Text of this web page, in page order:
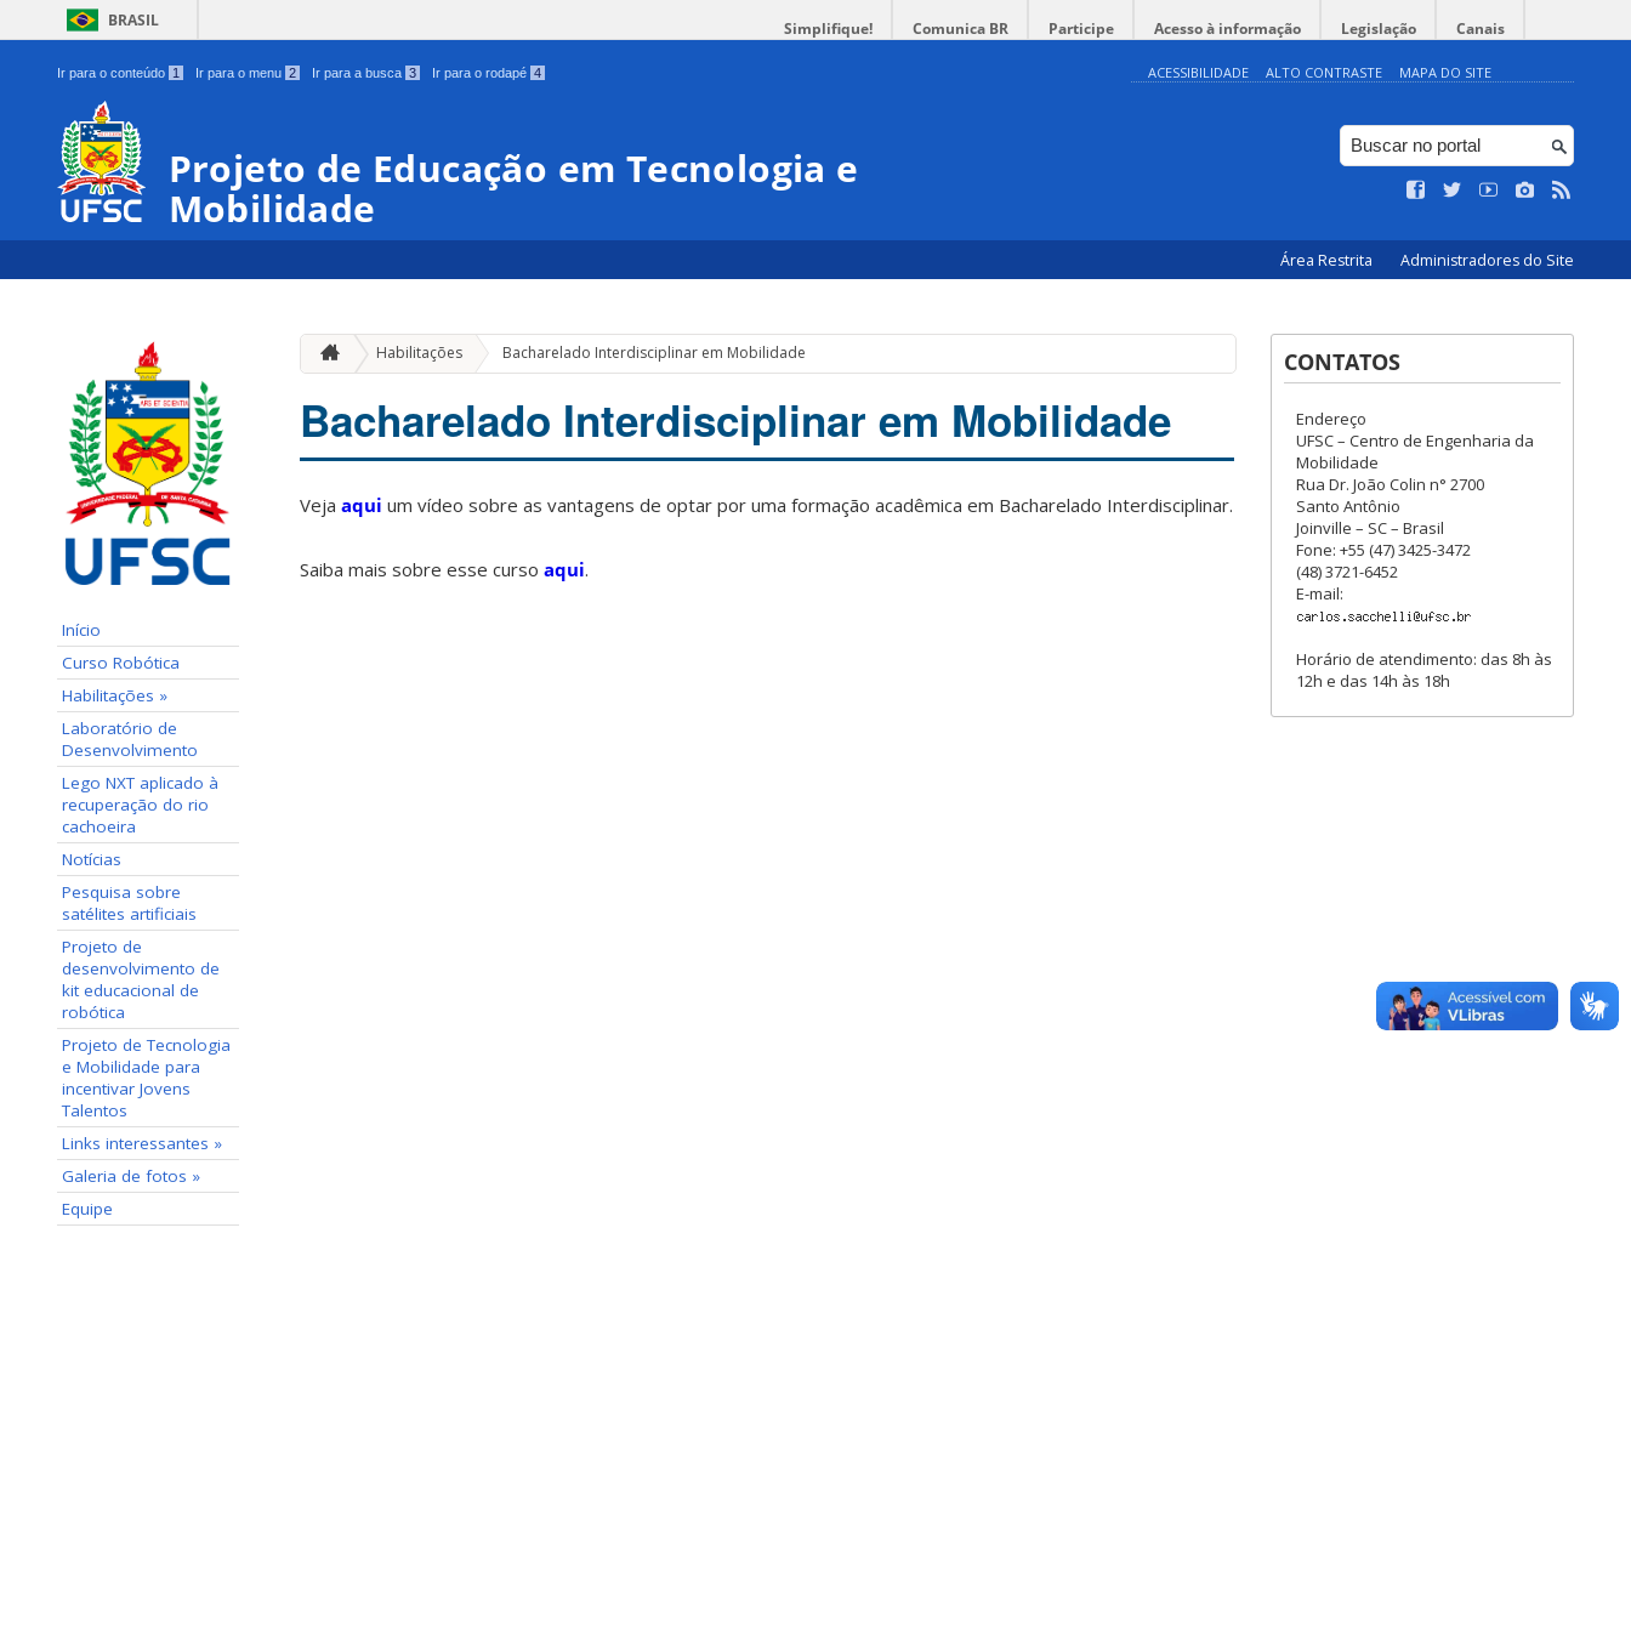
BRASIL Simplifique! Comunica BR Participe Acesso à informação Legislação Canais
Ir para o conteúdo 1 Ir para o menu 2 Ir para a busca 3 Ir para o rodapé 4 ACESSIBILIDADE ALTO CONTRASTE MAPA DO SITE
Projeto de Educação em Tecnologia e
Mobilidade
Área Restrita Administradores do Site
Início
Curso Robótica
Habilitações »
Laboratório de
Desenvolvimento
Lego NXT aplicado à
recuperação do rio
cachoeira
Notícias
Pesquisa sobre
satélites artificiais
Projeto de
desenvolvimento de
kit educacional de
robótica
Projeto de Tecnologia
e Mobilidade para
incentivar Jovens
Talentos
Links interessantes »
Galeria de fotos »
Equipe
Habilitações Bacharelado Interdisciplinar em Mobilidade
Bacharelado Interdisciplinar em Mobilidade
Veja aqui um vídeo sobre as vantagens de optar por uma formação acadêmica em Bacharelado Interdisciplinar.
Saiba mais sobre esse curso aqui.
CONTATOS
Endereço
UFSC – Centro de Engenharia da
Mobilidade
Rua Dr. João Colin n° 2700
Santo Antônio
Joinville – SC – Brasil
Fone: +55 (47) 3425-3472
(48) 3721-6452
E-mail:
Horário de atendimento: das 8h às
12h e das 14h às 18h